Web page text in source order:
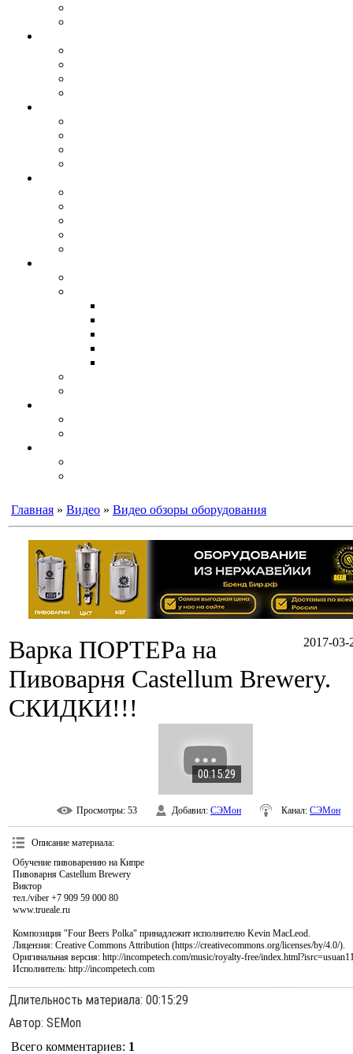
Главная » Видео » Видео обзоры оборудования
2017-03-
Варка ПОРТЕРа на
Пивоварня Castellum Brewery.
СКИДКИ!!!
00:15:29
Просмотры: 53 Добавил: СЭМон Канал: СЭМон
Описание материала:
Обучение пивоварению на Кипре
Пивоварня Castellum Brewery
Виктор
тел./viber +7 909 59 000 80
www.trueale.ru
Композиция "Four Beers Polka" принадлежит исполнителю Kevin MacLeod.
Лицензия: Creative Commons Attribution (https://creativecommons.org/licenses/by/4.0/).
Оригинальная версия: http://incompetech.com/music/royalty-free/
Исполнитель: http://incompetech.com
Длительность материала: 00:15:29
Автор: SEMon
Всего комментариев: 1